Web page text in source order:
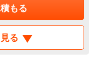
もる
る